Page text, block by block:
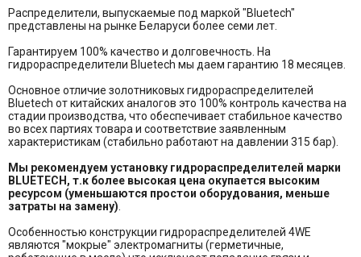
Распределители, выпускаемые под маркой "Bluetech"
представлены на рынке Беларуси более семи лет.
Гарантируем 100% качество и долговечность. На
гидрораспределители Bluetech мы даем гарантию 18 месяцев.
Основное отличие золотниковых гидрораспределителей
Bluetech от китайских аналогов это 100% контроль качества на
стадии производства, что обеспечивает стабильное качество
во всех партиях товара и соответствие заявленным
характеристикам (стабильно работают на давлении 315 бар).
Мы рекомендуем установку гидрораспределителей марки
BLUETECH, т.к более высокая цена окупается высоким
ресурсом (уменьшаются простои оборудования, меньше
затраты на замену).
Особенностью конструкции гидрораспределителей 4WE
являются "мокрые" электромагниты (герметичные,